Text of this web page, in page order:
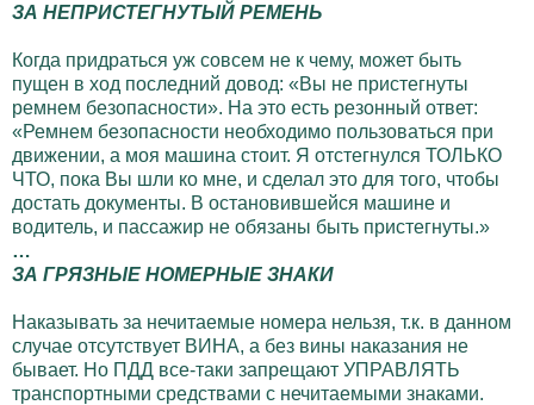
ЗА НЕПРИСТЕГНУТЫЙ РЕМЕНЬ
Когда придраться уж совсем не к чему, может быть
пущен в ход последний довод: «Вы не пристегнуты
ремнем безопасности». Hа это есть резонный ответ:
«Ремнем безопасности необходимо пользоваться при
движении, а моя машина стоит. Я отстегнулся ТОЛЬКО
ЧТО, пока Вы шли ко мне, и сделал это для того, чтобы
достать документы. В остановившейся машине и
водитель, и пассажир не обязаны быть пристегнуты.»
…
ЗА ГРЯЗНЫЕ НОМЕРНЫЕ ЗНАКИ
Наказывать за нечитаемые номера нельзя, т.к. в данном
случае отсутствует ВИНА, а без вины наказания не
бывает. Но ПДД все-таки запрещают УПРАВЛЯТЬ
транспортными средствами с нечитаемыми знаками.